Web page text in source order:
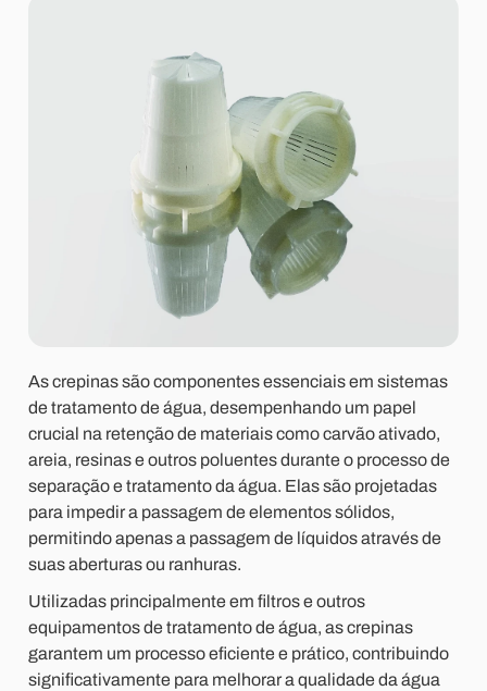
As crepinas são componentes essenciais em sistemas
de tratamento de água, desempenhando um papel
crucial na retenção de materiais como carvão ativado,
areia, resinas e outros poluentes durante o processo de
separação e tratamento da água. Elas são projetadas
para impedir a passagem de elementos sólidos,
permitindo apenas a passagem de líquidos através de
suas aberturas ou ranhuras.
Utilizadas principalmente em filtros e outros
equipamentos de tratamento de água, as crepinas
garantem um processo eficiente e prático, contribuindo
significativamente para melhorar a qualidade da água